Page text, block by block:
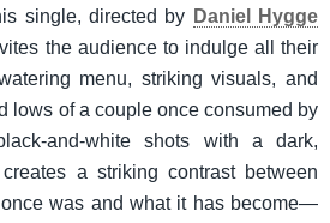
single, directed by Daniel Hygge
the audience to indulge all their
menu, striking visuals, and
lows of a couple once consumed by
and-white shots with a dark,
a striking contrast between
was and what it has become—